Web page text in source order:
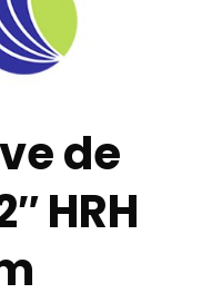
de
HRH